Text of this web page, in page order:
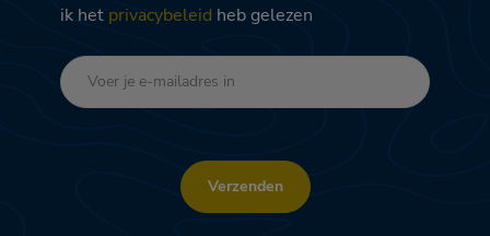
ik het privacybeleid heb gelezen
Verzenden